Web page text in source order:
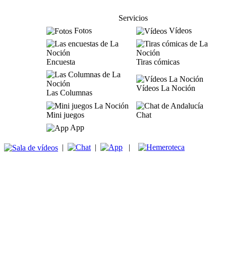
Servicios
Fotos
Vídeos
Encuesta Tiras cómicas
Las Columnas
Vídeos La Noción
Mini juegos
Chat
App
| | |